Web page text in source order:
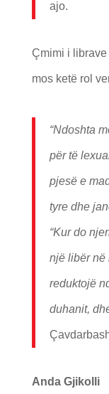
ajo.
Çmimi i
mos ketë rol
“Ndoshta m
për të
pjesë e
tyre dhe jan
“Kur do
një libër në
reduktojë
duhanit,
Anda Gjikolli